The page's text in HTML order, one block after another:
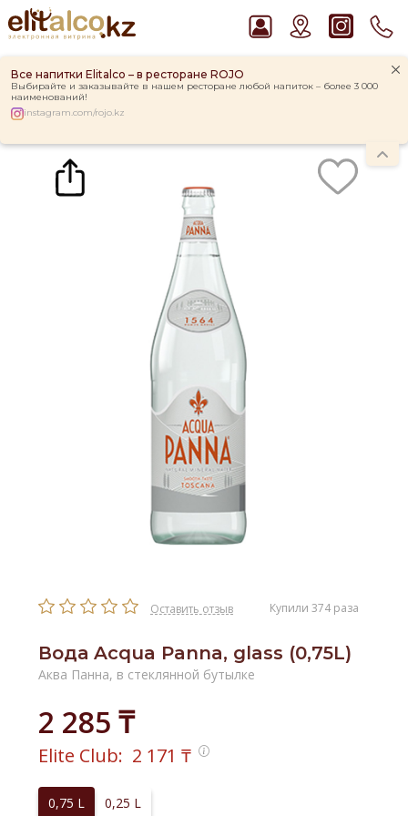
Все напитки Elitalco – в ресторане ROJO
Выбирайте и заказывайте в нашем ресторане любой напиток – более 3 000
наименований!
instagram.com/rojo.kz
Рекомендуем
Пиво Guinness Draught 4,2% Can
Виски Talisker 10 YO Malt 45,8% in Box
Джин Gordon`s London Dry Gin 37,5%
Ром Captain Morgan White 37,5%
Водка Smirnoff Red Vodka 37,5%
Каталог Вода, соки и сиропы Вода Вода Acqua Panna, glass (0,75L)
Оставить отзыв Купили 374 раза
Вода Acqua Panna, glass (0,75L)
Аква Панна, в стеклянной бутылке
2 285 ₸
Elite Club: 2 171 ₸
0,75 L 0,25 L